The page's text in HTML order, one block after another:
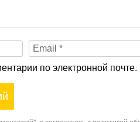
по электронной почте.